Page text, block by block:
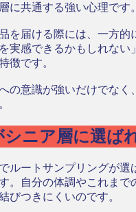
に共通する強い心理です。
を届ける際には、一方
実感できるかもしれな
徴です。
の意識が強いだけでな
ニア層に選ば
ルートサンプリングが
。自分の体調やこれま
びつきにくいのです。